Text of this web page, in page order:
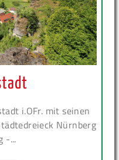
i.OFr. mit seinen
Nürnberg
-...